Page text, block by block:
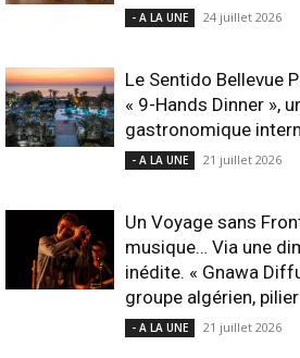
- A LA UNE 24 juillet 2026
Le Sentido Bellevue
« 9-Hands Dinner »,
gastronomique
- A LA UNE 21 juillet 2026
Un Voyage sans
musique… Via une
inédite. « Gnawa
groupe algérien,
- A LA UNE 21 juillet 2026